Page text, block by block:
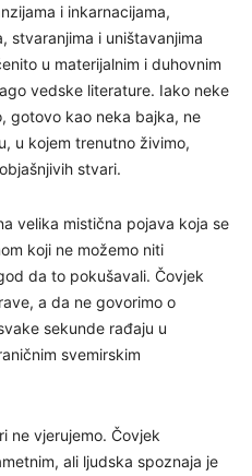
i inkarnacijama,
stvaranjima i uništavanjima
u materijalnim i duhovnim
vedske literature. Iako neke
gotovo kao neka bajka, ne
u kojem trenutno živimo,
stvari.
velika mistična pojava koja se
koji ne možemo niti
da to pokušavali. Čovjek
a da ne govorimo o
sekunde rađaju u
svemirskim
ne vjerujemo. Čovjek
ali ljudska spoznaja je